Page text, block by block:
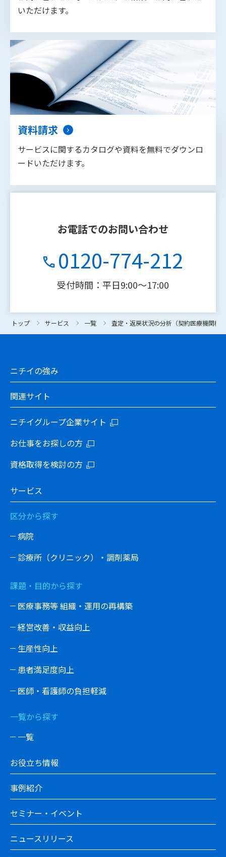
トップ サービス 一覧 査定・返戻状況の分析（契約医療機関様
いただけます。
資料請求
サービスに関するカタログや資料を無料でダウンロ
ードいただけます。
お電話でのお問い合わせ
0120-774-212
受付時間：平日9:00〜17:00
トップ サービス 一覧 査定・返戻状況の分析（契約医療機関様
ニチイの強み
関連サイト
ニチイグループ企業サイト
お仕事をお探しの方
資格取得を検討の方
サービス
区分から探す
病院
診療所（クリニック）・調剤薬局
課題・目的から探す
医療事務等 組織・運用の再構築
経営改善・収益向上
生産性向上
患者満足度向上
医師・看護師の負担軽減
一覧から探す
一覧
お役立ち情報
事例紹介
セミナー・イベント
ニュースリリース